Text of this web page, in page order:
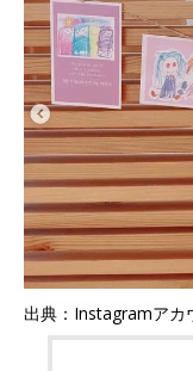
出典：Instagramアカ